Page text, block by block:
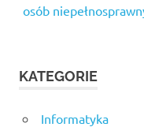
osób
KATEGORIE
Informatyka